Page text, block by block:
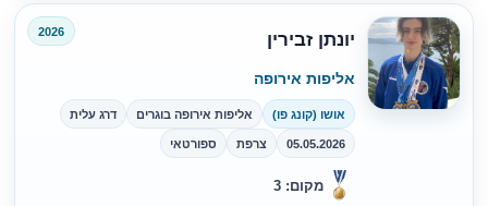
יונתן זבירין 2026
אליפות אירופה
אושו (קונג פו) אליפות אירופה בוגרים דרג עלית
05.05.2026 צרפת ספורטאי
מקום: 3